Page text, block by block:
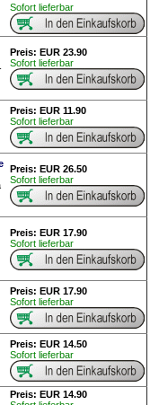
Sofort lieferbar
Preis: EUR 23.90
Sofort lieferbar
Preis: EUR 11.90
Sofort lieferbar
Preis: EUR 26.50
Sofort lieferbar
Preis: EUR 17.90
Sofort lieferbar
Preis: EUR 17.90
Sofort lieferbar
Preis: EUR 14.50
Sofort lieferbar
Preis: EUR 14.90